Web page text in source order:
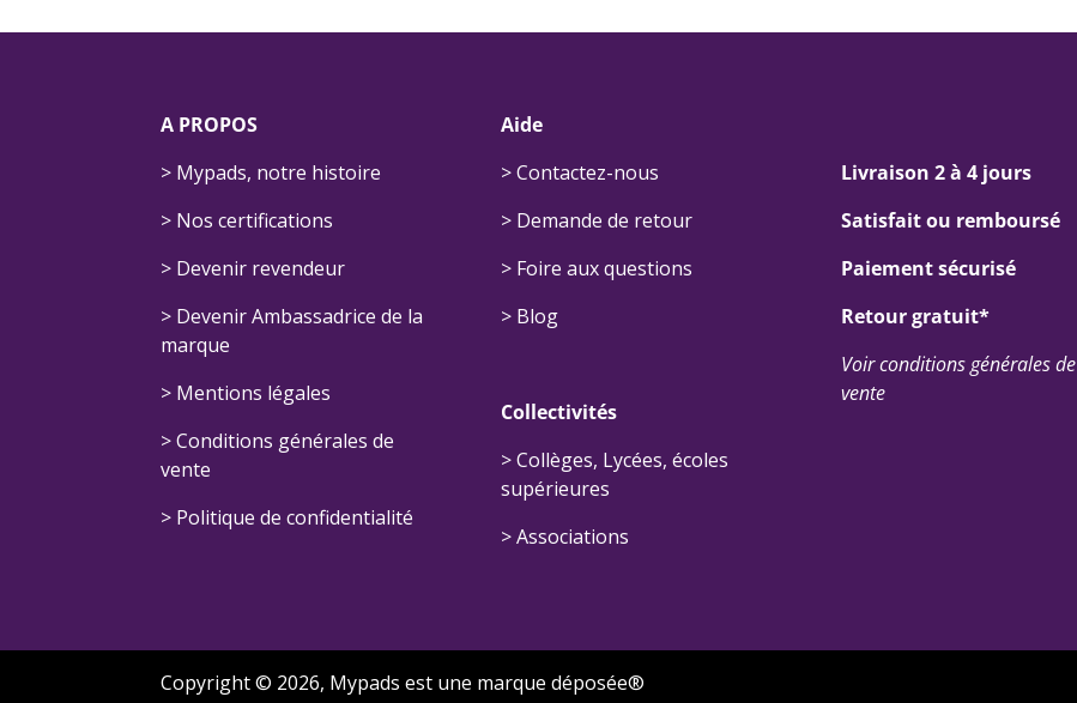
A PROPOS
> Mypads, notre histoire
> Nos certifications
> Devenir revendeur
> Devenir Ambassadrice de la
marque
> Mentions légales
> Conditions générales de
vente
> Politique de confidentialité
Aide
> Contactez-nous
> Demande de retour
> Foire aux questions
> Blog
Collectivités
>Collèges, Lycées, écoles
supérieures
>Associations
Livraison 2 à 4 jours
Satisfait ou remboursé
Paiement sécurisé
Retour gratuit*
Voir conditions générales de
vente
Copyright © 2026, Mypads est une marque déposée®